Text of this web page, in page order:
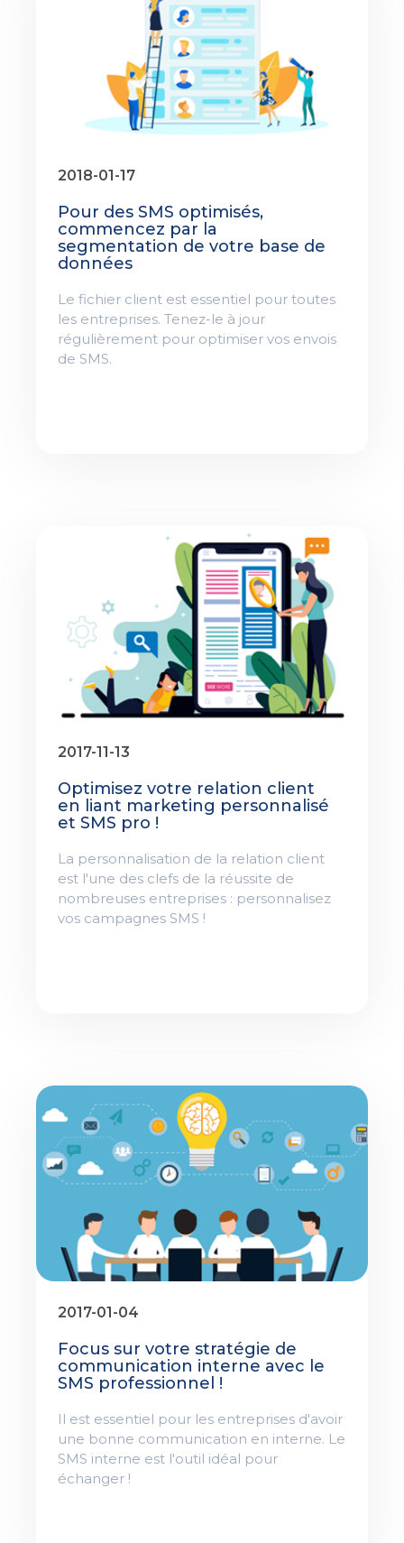
2018-01-17
Pour des SMS optimisés,
commencez par la
segmentation de votre base de
données
Le fichier client est essentiel pour toutes
les entreprises. Tenez-le à jour
régulièrement pour optimiser vos envois
de SMS.
2017-11-13
Optimisez votre relation client
en liant marketing personnalisé
et SMS pro !
La personnalisation de la relation client
est l'une des clefs de la réussite de
nombreuses entreprises : personnalisez
vos campagnes SMS !
2017-01-04
Focus sur votre stratégie de
communication interne avec le
SMS professionnel !
Il est essentiel pour les entreprises d'avoir
une bonne communication en interne. Le
SMS interne est l'outil idéal pour
échanger !